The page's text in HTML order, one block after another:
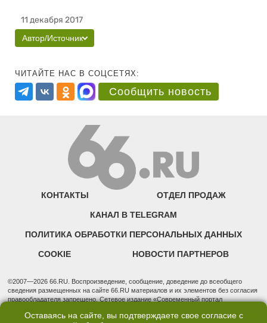
11 декабря 2017
Автор/Источник
ЧИТАЙТЕ НАС В СОЦСЕТЯХ:
Сообщить новость
КОНТАКТЫ ОТДЕЛ ПРОДАЖ
КАНАЛ В TELEGRAM
ПОЛИТИКА ОБРАБОТКИ ПЕРСОНАЛЬНЫХ ДАННЫХ
COOKIE НОВОСТИ ПАРТНЕРОВ
©2007—2026 66.RU. Воспроизведение, сообщение, доведение до всеобщего
сведения размещенных на сайте 66.RU материалов и их элементов без согласия
правообладателя запрещено. Сетевое издание «Современный портал
надзору в сфере связи, информационных технологий и массовых коммуникаций
Оставаясь на сайте, вы подтверждаете свое согласие с